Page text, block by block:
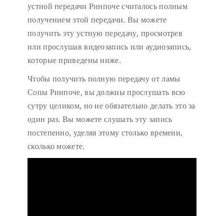
устной передачи Ринпоче считалось полным
получением этой передачи. Вы можете
получить эту устную передачу, просмотрев
или прослушав видеозапись или аудиозапись,
которые приведены ниже.
Чтобы получить полную передачу от ламы
Сопы Ринпоче, вы должны прослушать всю
сутру целиком, но не обязательно делать это за
один раз. Вы можете слушать эту запись
постепенно, уделяя этому столько времени,
сколько можете.